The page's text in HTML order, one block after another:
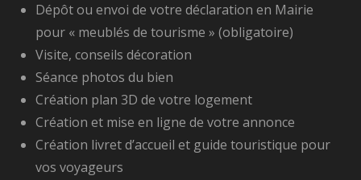
Dépôt ou envoi de votre déclaration en Mairie
pour « meublés de tourisme » (obligatoire)
Visite, conseils décoration
Séance photos du bien
Création plan 3D de votre logement
Création et mise en ligne de votre annonce
Création livret d’accueil et guide touristique pour
vos voyageurs